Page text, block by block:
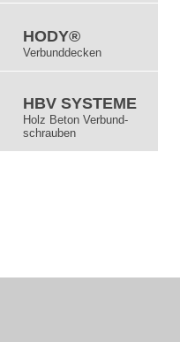
HODY®
Verbunddecken
HBV SYSTEME
Holz Beton Verbund­
schrauben